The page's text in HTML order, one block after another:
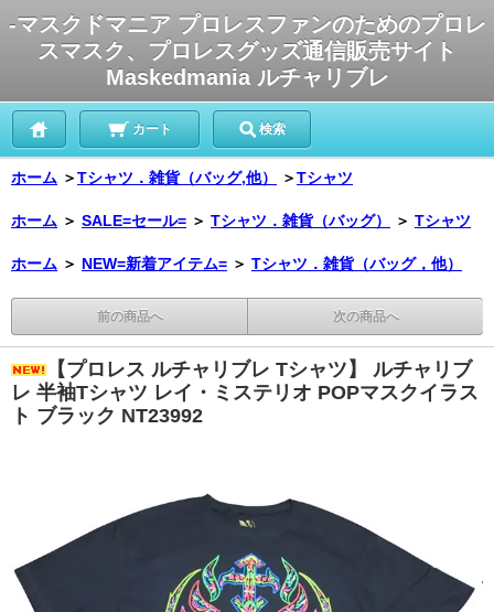
-マスクドマニア プロレスファンのためのプロレ
スマスク、プロレスグッズ通信販売サイト
Maskedmania ルチャリブレ
カート 検索
ホーム ＞Tシャツ．雑貨（バッグ,他） ＞Tシャツ
ホーム ＞ SALE=セール= ＞ Tシャツ．雑貨（バッグ） ＞ Tシャツ
ホーム ＞ NEW=新着アイテム= ＞ Tシャツ．雑貨（バッグ，他）
前の商品へ 次の商品へ
【プロレス ルチャリブレ Tシャツ】 ルチャリブ
レ 半袖Tシャツ レイ・ミステリオ POPマスクイラス
ト ブラック NT23992